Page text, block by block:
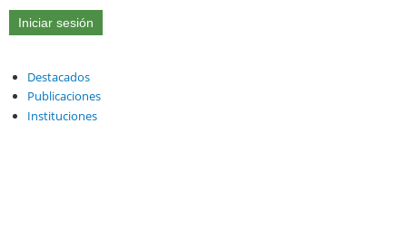
Destacados
Publicaciones
Instituciones